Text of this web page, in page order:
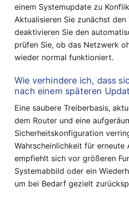
einem Systemupdate zu
Aktualisieren Sie zunächst den
deaktivieren Sie den
prüfen Sie, ob das Netzwerk
wieder normal funktioniert.
Wie verhindere ich, dass
nach einem späteren
Eine saubere Treiberbasis,
dem Router und eine
Sicherheitskonfiguration
Wahrscheinlichkeit für erneute
empfiehlt sich vor größeren
Systemabbild oder ein
um bei Bedarf gezielt